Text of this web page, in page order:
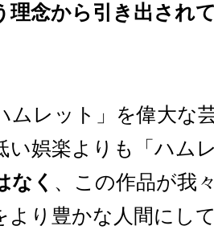
理念から引き出され
ムレット」を偉大な
い娯楽よりも「ハム
なく 、この作品が我
より豊かな人間にし